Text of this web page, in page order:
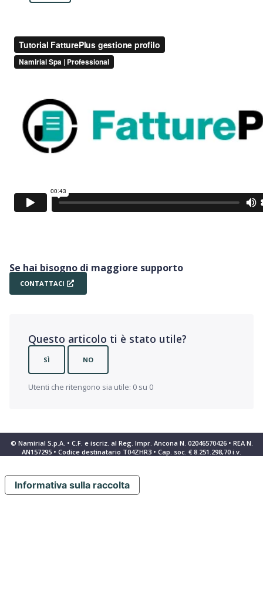
Se hai bisogno di maggiore supporto
CONTATTACI
Questo articolo ti è stato utile?
SÌ NO
Utenti che ritengono sia utile: 0 su 0
© Namirial S.p.A. • C.F. e iscriz. al Reg. Impr. Ancona N. 02046570426 • REA N.
AN157295 • Codice destinatario T04ZHR3 • Cap. soc. € 8.251.298,70 i.v.
Informativa sulla raccolta